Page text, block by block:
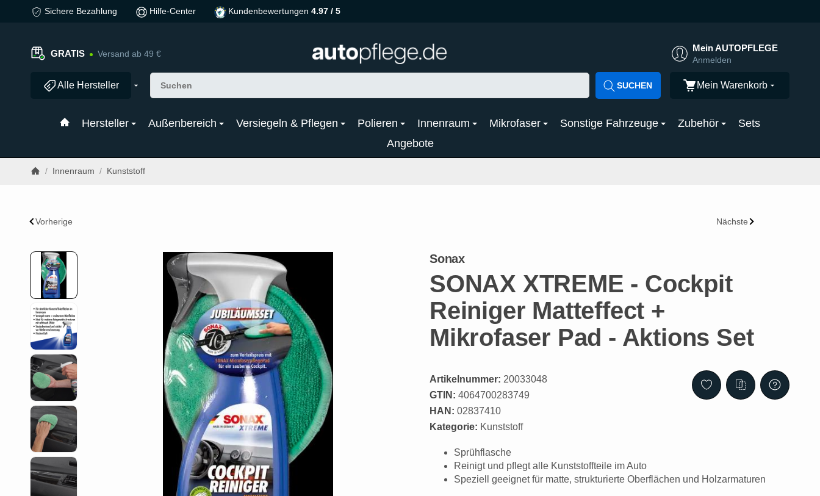
Sichere Bezahlung Hilfe-Center Kundenbewertungen 4.97 / 5
GRATIS Versand ab 49 €
Mein AUTOPFLEGE
Anmelden
Alle Hersteller SUCHEN Mein Warenkorb
Hersteller Außenbereich Versiegeln & Pflegen Polieren Innenraum Mikrofaser Sonstige Fahrzeuge Zubehör
Sets
Angebote
/ Innenraum / Kunststoff
Vorherige Nächste
Sonax
SONAX XTREME - Cockpit
Reiniger Matteffect +
Mikrofaser Pad - Aktions Set
Artikelnummer: 20033048
GTIN: 4064700283749
HAN: 02837410
Kategorie: Kunststoff
Sprühflasche
Reinigt und pflegt alle Kunststoffteile im Auto
Speziell geeignet für matte, strukturierte Oberflächen und Holzarmaturen